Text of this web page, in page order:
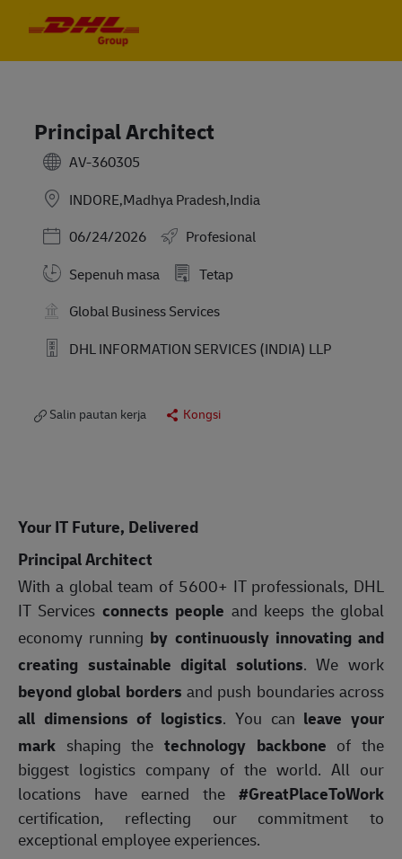
Principal Architect
AV-360305
INDORE,Madhya Pradesh,India
Posted Date
06/24/2026
Profesional
Sepenuh masa
Tetap
Global Business Services
DHL INFORMATION SERVICES (INDIA) LLP
Salin pautan kerja Kongsi
Your IT Future, Delivered
Principal Architect
With a global team of 5600+ IT professionals, DHL
IT Services connects people and keeps the global
economy running by continuously innovating and
creating sustainable digital solutions. We work
beyond global borders and push boundaries across
all dimensions of logistics. You can leave your
mark shaping the technology backbone of the
biggest logistics company of the world. All our
locations have earned the #GreatPlaceToWork
certification, reflecting our commitment to
exceptional employee experiences.